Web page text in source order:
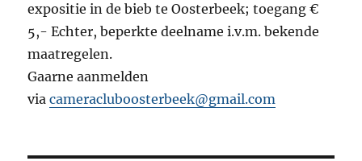
expositie in de bieb te Oosterbeek; toegang €
5,- Echter, beperkte deelname i.v.m. bekende
maatregelen.
Gaarne aanmelden
viacameracluboosterbeek@gmail.com